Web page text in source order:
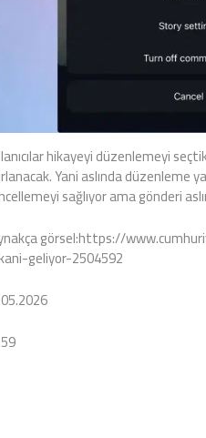
hikayeyi düzenlemeyi
Yani aslında
sağlıyor ama gönderi
görsel:https://
geliyor-2504592